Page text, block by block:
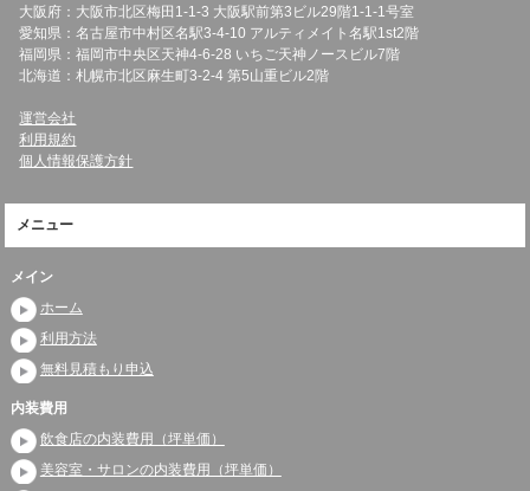
大阪府：大阪市北区梅田1-1-3 大阪駅前第3ビル29階1-1-1号室
愛知県：名古屋市中村区名駅3-4-10 アルティメイト名駅1st2階
福岡県：福岡市中央区天神4-6-28 いちご天神ノースビル7階
北海道：札幌市北区麻生町3-2-4 第5山重ビル2階
運営会社
利用規約
個人情報保護方針
メニュー
メイン
ホーム
利用方法
無料見積もり申込
内装費用
飲食店の内装費用（坪単価）
美容室・サロンの内装費用（坪単価）